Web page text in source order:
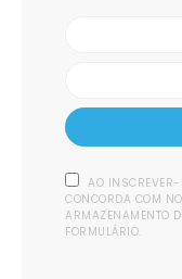
AO INSCREVER-
CONCORDA COM
ARMAZENAMENTO
FORMULÁRIO.